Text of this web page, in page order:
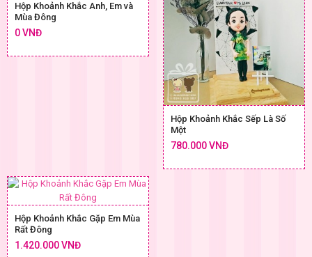
Hộp Khoảnh Khắc Anh, Em và
Mùa Đông
0 VNĐ
Hộp Khoảnh Khắc Sếp Là Số
Một
780.000 VNĐ
Hộp Khoảnh Khắc Gặp Em Mùa
Rất Đông
1.420.000 VNĐ